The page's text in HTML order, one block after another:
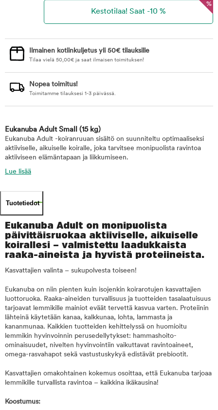
%
Ilmainen kotiinkuljetus yli 50€ tilauksille
Tilaa vielä 50,00€ ja saat ilmaisen toimituksen!
Nopea toimitus!
Toimitamme tilauksesi 1-3 päivässä.
Eukanuba Adult Small (15 kg)
Eukanuba Adult -koiranruuan sisältö on suunniteltu optimaaliseksi
aktiiviselle, aikuiselle koiralle, joka tarvitsee monipuolista ravintoa
aktiiviseen elämäntapaan ja liikkumiseen.
Lue lisää
Tuotetiedot
Eukanuba Adult on monipuolista
päivittäisruokaa aktiiviselle, aikuiselle
koirallesi – valmistettu laadukkaista
raaka-aineista ja hyvistä proteiineista.
Kasvattajien valinta – sukupolvesta toiseen!
Eukanuba on niin pienten kuin isojenkin koirarotujen kasvattajien
luottoruoka. Raaka-aineiden turvallisuus ja tuotteiden tasalaatuisuus
tarjoavat lemmikille mainiot eväät tervettä kasvua varten. Proteiinin
lähteinä käytetään kanaa, kalkkunaa, lohta, lammasta ja
kananmunaa. Kaikkien tuotteiden kehittelyssä on huomioitu
lemmikin hyvinvoinnin perusedellytykset: hammashoito-
ominaisuudet, nivelten hyvinvointiin vaikuttavat ravintoaineet,
omega-rasvahapot sekä vastustuskykyä edistävät prebiootit.
Kasvattajien omakohtainen kokemus osoittaa, että Eukanuba tarjoaa
lemmikille turvallista ravintoa – kaikkina ikäkausina!
Koostumus: